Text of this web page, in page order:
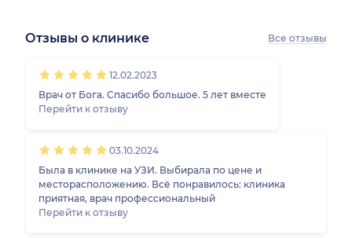
Отзывы о клинике Все отзывы
12.02.2023
Врач от Бога. Спасибо большое. 5 лет вместе
Перейти к отзыву
03.10.2024
Была в клинике на УЗИ. Выбирала по цене и
месторасположению. Всё понравилось: клиника
приятная, врач профессиональный
Перейти к отзыву